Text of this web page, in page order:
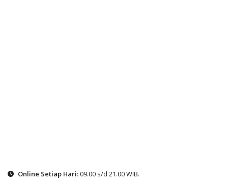
Online Setiap Hari:09.00 s/d 21.00 WIB.